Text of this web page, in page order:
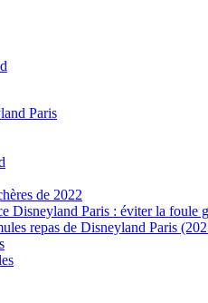
Paris
de 2022
Disneyland Paris : éviter la foule
repas de Disneyland Paris